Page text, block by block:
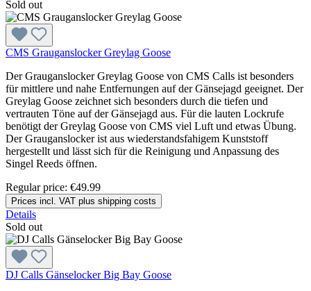
Sold out
CMS Grauganslocker Greylag Goose
Der Grauganslocker Greylag Goose von CMS Calls ist besonders
für mittlere und nahe Entfernungen auf der Gänsejagd geeignet. Der
Greylag Goose zeichnet sich besonders durch die tiefen und
vertrauten Töne auf der Gänsejagd aus. Für die lauten Lockrufe
benötigt der Greylag Goose von CMS viel Luft und etwas Übung.
Der Grauganslocker ist aus wiederstandsfahigem Kunststoff
hergestellt und lässt sich für die Reinigung und Anpassung des
Singel Reeds öffnen.
Regular price: €49.99
Prices incl. VAT plus shipping costs
Details
Sold out
DJ Calls Gänselocker Big Bay Goose